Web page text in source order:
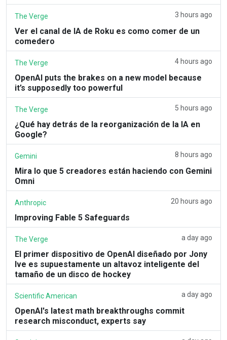
The Verge 3 hours ago
Ver el canal de IA de Roku es como comer de un
comedero
The Verge 4 hours ago
OpenAI puts the brakes on a new model because
it’s supposedly too powerful
The Verge 5 hours ago
¿Qué hay detrás de la reorganización de la IA en
Google?
Gemini 8 hours ago
Mira lo que 5 creadores están haciendo con Gemini
Omni
Anthropic 20 hours ago
Improving Fable 5 Safeguards
The Verge a day ago
El primer dispositivo de OpenAI diseñado por Jony
Ive es supuestamente un altavoz inteligente del
tamaño de un disco de hockey
Scientific American a day ago
OpenAI's latest math breakthroughs commit
research misconduct, experts say